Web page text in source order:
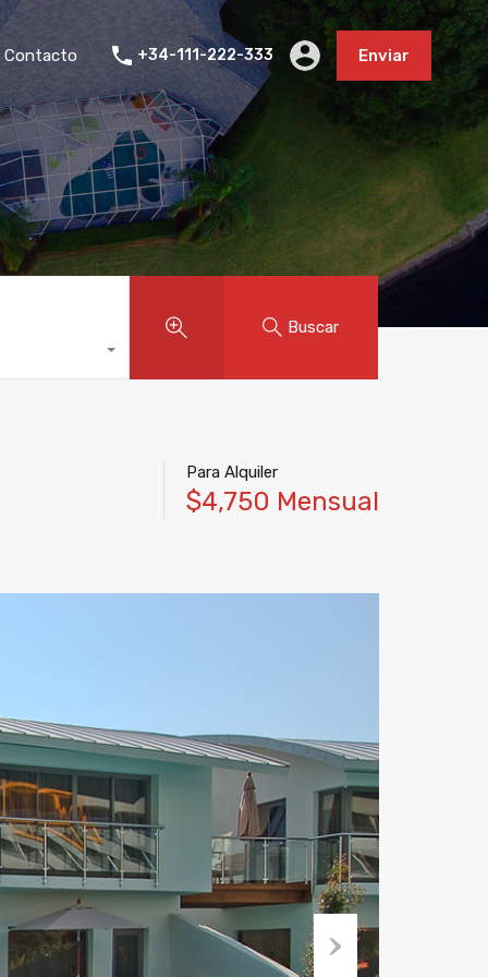
Contacto +34-111-222-333 Enviar
Buscar
Para Alquiler
$4,750 Mensual